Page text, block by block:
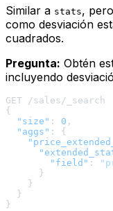
Similar a stats,
como desviación
cuadrados.
Pregunta: Obtén
incluyendo
{
"size" : 0 ,
"aggs" :
{
"field" :
}
}
}
}